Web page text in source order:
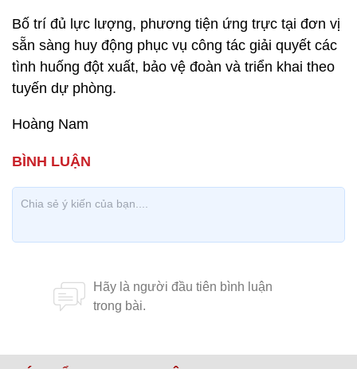
Bố trí đủ lực lượng, phương tiện ứng trực tại đơn vị
sẵn sàng huy động phục vụ công tác giải quyết các
tình huống đột xuất, bảo vệ đoàn và triển khai theo
tuyến dự phòng.
Hoàng Nam